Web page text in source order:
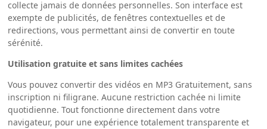
collecte jamais de données personnelles. Son interface est
exempte de publicités, de fenêtres contextuelles et de
redirections, vous permettant ainsi de convertir en toute
sérénité.
Utilisation gratuite et sans limites cachées
Vous pouvez convertir des vidéos en MP3 Gratuitement, sans
inscription ni filigrane. Aucune restriction cachée ni limite
quotidienne. Tout fonctionne directement dans votre
navigateur, pour une expérience totalement transparente et